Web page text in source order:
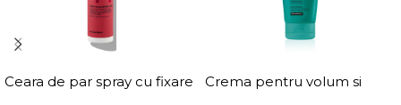
Ceara de par spray cu fixare
Crema pentru volum si